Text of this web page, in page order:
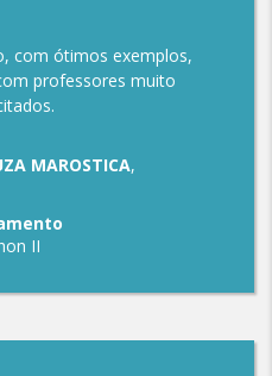
com ótimos exemplos,
professores muito
MAROSTICA,
II